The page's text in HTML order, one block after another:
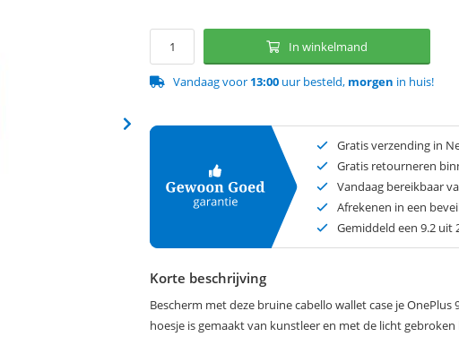
In winkelmand
Vandaag voor 13:00 uur besteld, morgen in huis!
Gratis verzending in
Gratis retourneren
Vandaag bereikbaar
Afrekenen in een
Gemiddeld een 9.2 uit
Korte beschrijving
Bescherm met deze bruine cabello wallet case je
hoesje is gemaakt van kunstleer en met de licht